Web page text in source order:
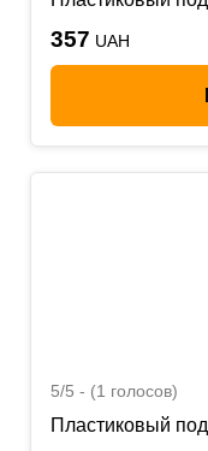
357 UAH
5/5 - (1 голосов)
Пластиковый